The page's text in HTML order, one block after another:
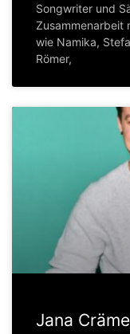
Songwriter und
Zusammenarbeit
wie Namika,
Römer,
Jana